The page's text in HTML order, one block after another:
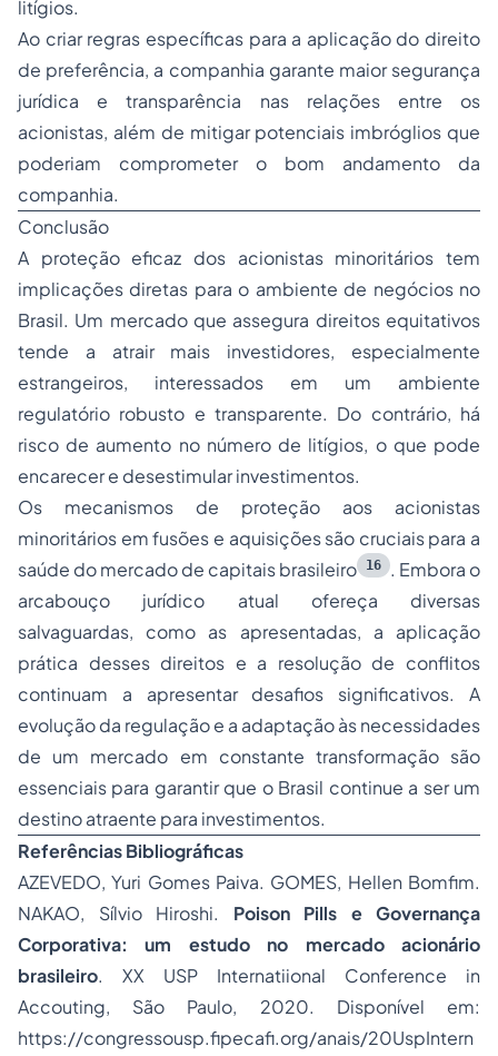
litígios.
Ao criar regras específicas para a aplicação do direito
de preferência, a companhia garante maior segurança
jurídica e transparência nas relações entre os
acionistas, além de mitigar potenciais imbróglios que
poderiam comprometer o bom andamento da
companhia.
Conclusão
A proteção eficaz dos acionistas minoritários tem
implicações diretas para o ambiente de negócios no
Brasil. Um mercado que assegura direitos equitativos
tende a atrair mais investidores, especialmente
estrangeiros, interessados em um ambiente
regulatório robusto e transparente. Do contrário, há
risco de aumento no número de litígios, o que pode
encarecer e desestimular investimentos.
Os mecanismos de proteção aos acionistas
minoritários em fusões e aquisições são cruciais para a
saúde do mercado de capitais brasileiro
16
. Embora o
arcabouço jurídico atual ofereça diversas
salvaguardas, como as apresentadas, a aplicação
prática desses direitos e a resolução de conflitos
continuam a apresentar desafios significativos. A
evolução da regulação e a adaptação às necessidades
de um mercado em constante transformação são
essenciais para garantir que o Brasil continue a ser um
destino atraente para investimentos.
Referências Bibliográficas
AZEVEDO, Yuri Gomes Paiva. GOMES, Hellen Bomfim.
NAKAO, Sílvio Hiroshi. Poison Pills e Governança
Corporativa: um estudo no mercado acionário
brasileiro. XX USP Internatiional Conference in
Accouting, São Paulo, 2020. Disponível em:
https://congressousp.fipecafi.org/anais/20UspIntern